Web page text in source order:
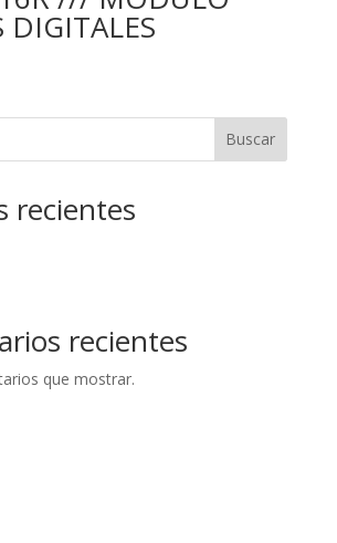
DIGITALES
Buscar
recientes
recientes
que mostrar.